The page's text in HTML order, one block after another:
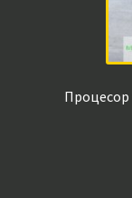
Процесор